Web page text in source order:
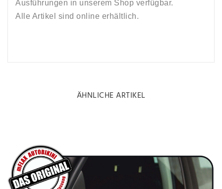
Ausführungen in unserem Shop verfügbar.
Alle Artikel sind online erhältlich.
ÄHNLICHE ARTIKEL